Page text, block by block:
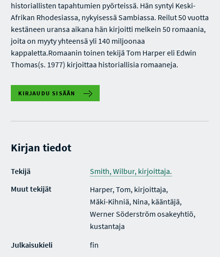
historiallisten tapahtumien pyörteissä. Hän syntyi Keski-
Afrikan Rhodesiassa, nykyisessä Sambiassa. Reilut 50 vuotta
kestäneen uransa aikana hän kirjoitti melkein 50 romaania,
joita on myyty yhteensä yli 140 miljoonaa
kappaletta.Romaanin toinen tekijä Tom Harper eli Edwin
Thomas(s. 1977) kirjoittaa historiallisia romaaneja.
KIRJAUDU SISÄÄN
Kirjan tiedot
Tekijä
Smith, Wilbur, kirjoittaja.
Muut tekijät
Harper, Tom, kirjoittaja,
Mäki-Kihniä, Nina, kääntäjä,
Werner Söderström osakeyhtiö,
kustantaja
Julkaisukieli
fin